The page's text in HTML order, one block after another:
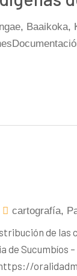
, Baaikoka,
cartografía,
de
de Sucumbíos